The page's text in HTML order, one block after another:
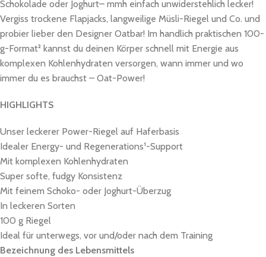
Schokolade oder Joghurt– mmh einfach unwiderstehlich lecker!
Vergiss trockene Flapjacks, langweilige Müsli-Riegel und Co. und
probier lieber den Designer Oatbar! Im handlich praktischen 100-
g-Format² kannst du deinen Körper schnell mit Energie aus
komplexen Kohlenhydraten versorgen, wann immer und wo
immer du es brauchst – Oat-Power!
HIGHLIGHTS
Unser leckerer Power-Riegel auf Haferbasis
Idealer Energy- und Regenerations¹-Support
Mit komplexen Kohlenhydraten
Super softe, fudgy Konsistenz
Mit feinem Schoko- oder Joghurt-Überzug
In leckeren Sorten
100 g Riegel
Ideal für unterwegs, vor und/oder nach dem Training
Bezeichnung des Lebensmittels